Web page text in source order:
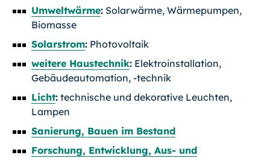
Umweltwärme: Solarwärme, Wärmepumpen,
Biomasse
Solarstrom: Photovoltaik
weitere Haustechnik: Elektroinstallation,
Gebäudeautomation, -technik
Licht: technische und dekorative Leuchten,
Lampen
Sanierung, Bauen im Bestand
Forschung, Entwicklung, Aus- und